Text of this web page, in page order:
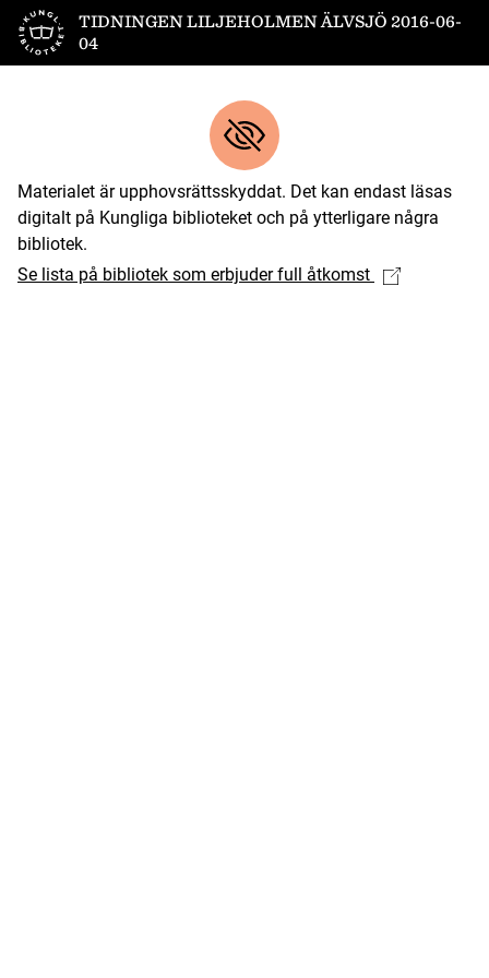
Till startsidanTIDNINGEN LILJEHOLMEN ÄLVSJÖ 2016-06-
04
Materialet är upphovsrättsskyddat. Det kan endast läsas
digitalt på Kungliga biblioteket och på ytterligare några
bibliotek.
Se lista på bibliotek som erbjuder full åtkomst